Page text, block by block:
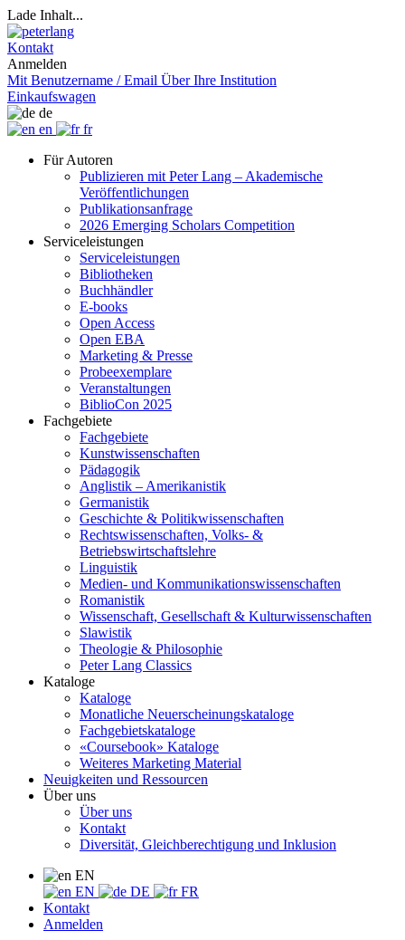
Lade Inhalt...
Kontakt
Anmelden
Mit Benutzername / Email Über Ihre Institution
Einkaufswagen
de
en
fr
Für Autoren
Publizieren mit Peter Lang – Akademische
Veröffentlichungen
Publikationsanfrage
2026 Emerging Scholars Competition
Serviceleistungen
Serviceleistungen
Bibliotheken
Buchhändler
E-books
Open Access
Open EBA
Marketing & Presse
Probeexemplare
Veranstaltungen
BiblioCon 2025
Fachgebiete
Fachgebiete
Kunstwissenschaften
Pädagogik
Anglistik – Amerikanistik
Germanistik
Geschichte & Politikwissenschaften
Rechtswissenschaften, Volks- &
Betriebswirtschaftslehre
Linguistik
Medien- und Kommunikationswissenschaften
Romanistik
Wissenschaft, Gesellschaft & Kulturwissenschaften
Slawistik
Theologie & Philosophie
Peter Lang Classics
Kataloge
Kataloge
Monatliche Neuerscheinungskataloge
Fachgebietskataloge
«Coursebook» Kataloge
Weiteres Marketing Material
Neuigkeiten und Ressourcen
Über uns
Über uns
Kontakt
Diversität, Gleichberechtigung und Inklusion
EN
EN
DE
FR
Kontakt
Anmelden